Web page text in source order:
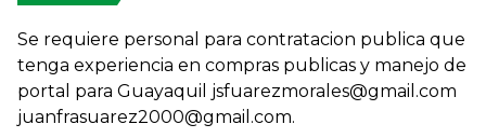
Se requiere personal para contratacion publica que
tenga experiencia en compras publicas y manejo de
portal para Guayaquil jsfuarezmorales@gmail.com
juanfrasuarez2000@gmail.com.